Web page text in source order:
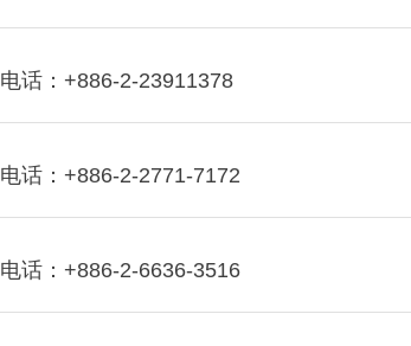
电话：+886-2-23911378
电话：+886-2-2771-7172
电话：+886-2-6636-3516